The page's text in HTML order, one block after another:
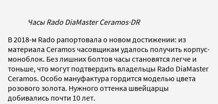
Часы Rado DiaMaster Ceramos·DR
В 2018-м Rado рапортовала о новом достижении: из
материала Ceramos часовщикам удалось получить корпус-
моноблок. Без лишних болтов часы становятся легче и
тоньше, что могут подтвердить владельцы Rado DiaMaster
Ceramos. Особо мануфактура гордится моделью цвета
розового золота. Нужного оттенка швейцарцы
добивались почти 10 лет.